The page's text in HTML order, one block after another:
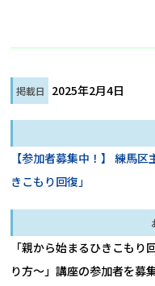
2025年2月4日
【参加者募集中！】 練馬
きこもり回復」
「親から始まるひきこも
り方～」講座の参加者を募